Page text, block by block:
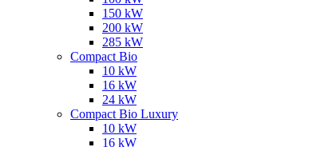
150 kW
200 kW
285 kW
Compact Bio
10 kW
16 kW
24 kW
Compact Bio Luxury
10 kW
16 kW